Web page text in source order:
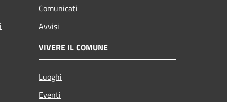
Comunicati
Avvisi
VIVERE IL COMUNE
Luoghi
Eventi